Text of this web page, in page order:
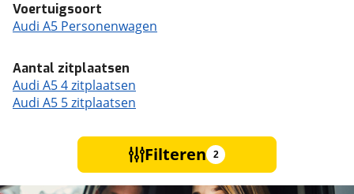
Voertuigsoort
Audi A5 Personenwagen
Aantal zitplaatsen
Audi A5 4 zitplaatsen
Audi A5 5 zitplaatsen
Filteren 2